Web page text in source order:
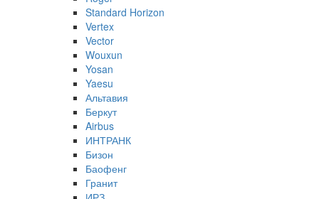
Standard Horizon
Vertex
Vector
Wouxun
Yosan
Yaesu
Альтавия
Беркут
Airbus
ИНТРАНК
Бизон
Баофенг
Гранит